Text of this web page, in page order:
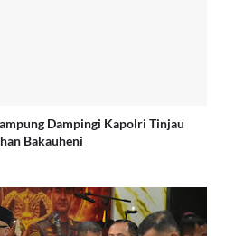
Dampingi Kapolri Tinjau
Bakauheni